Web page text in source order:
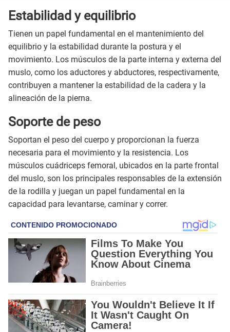
Estabilidad y equilibrio
Tienen un papel fundamental en el mantenimiento del
equilibrio y la estabilidad durante la postura y el
movimiento. Los músculos de la parte interna y externa del
muslo, como los aductores y abductores, respectivamente,
contribuyen a mantener la estabilidad de la cadera y la
alineación de la pierna.
Soporte de peso
Soportan el peso del cuerpo y proporcionan la fuerza
necesaria para el movimiento y la resistencia. Los
músculos cuádriceps femoral, ubicados en la parte frontal
del muslo, son los principales responsables de la extensión
de la rodilla y juegan un papel fundamental en la
capacidad para levantarse, caminar y correr.